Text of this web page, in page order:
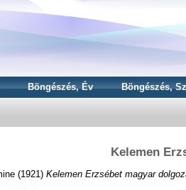
Böngészés, Év Böngészés,
Kelemen
(1921) Kelemen Erzsébet magyar